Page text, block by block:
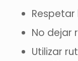
No dejar
Utilizar